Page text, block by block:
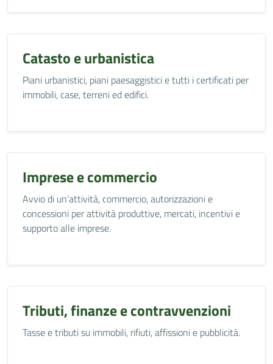
Catasto e urbanistica
Piani urbanistici, piani paesaggistici e tutti i certificati per
immobili, case, terreni ed edifici.
Imprese e commercio
Avvio di un’attività, commercio, autorizzazioni e
concessioni per attività produttive, mercati, incentivi e
supporto alle imprese.
Tributi, finanze e contravvenzioni
Tasse e tributi su immobili, rifiuti, affissioni e pubblicità.